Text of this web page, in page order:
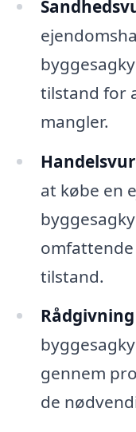
tilstand for
mangler.
at købe en
tilstand.
gennem
de